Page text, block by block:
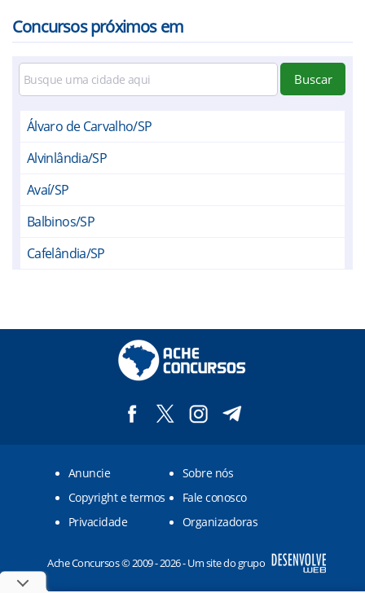
Concursos próximos em
Buscar
Álvaro de Carvalho/SP
Alvinlândia/SP
Avaí/SP
Balbinos/SP
Cafelândia/SP
Guaimbê/SP
Guarantã/SP
Lucianópolis/SP
Anuncie
Sobre nós
Copyright e termos
Fale conosco
Privacidade
Organizadoras
Ache Concursos © 2009 - 2026 - Um site do grupo